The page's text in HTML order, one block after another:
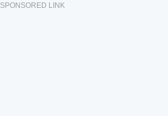
SPONSORED LINK